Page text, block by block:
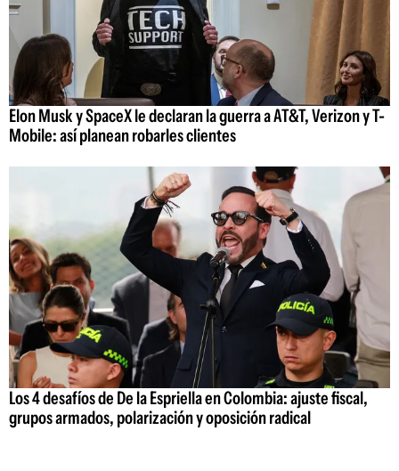
Elon Musk y SpaceX le declaran la guerra a AT&T, Verizon y T-
Mobile: así planean robarles clientes
Los 4 desafíos de De la Espriella en Colombia: ajuste fiscal,
grupos armados, polarización y oposición radical